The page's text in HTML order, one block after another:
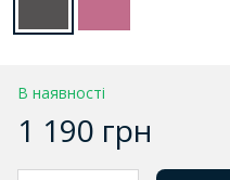
В наявності
1 190 грн